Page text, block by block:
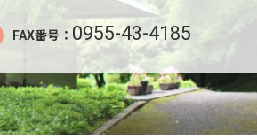
FAX番号： 0955-43-4185